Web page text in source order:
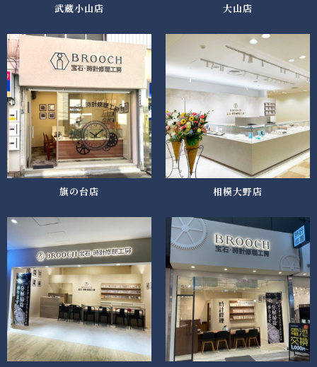
武蔵小山店 大山店
旗の台店 相模大野店